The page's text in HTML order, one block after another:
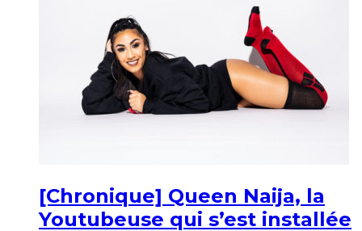
[Chronique] Queen Naija, la
Youtubeuse qui s’est installée